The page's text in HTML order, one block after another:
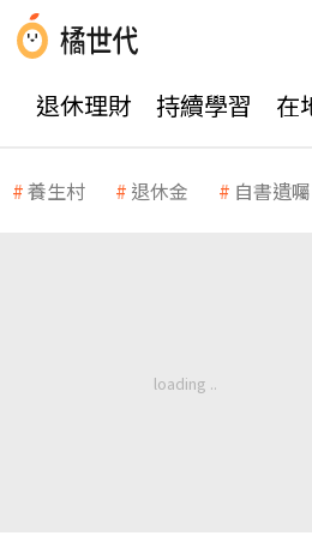
退休理財 持續學習 在
養生村 退休金 自書遺囑